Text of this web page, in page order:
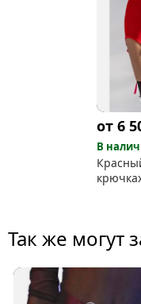
от 6
В
Так же могут